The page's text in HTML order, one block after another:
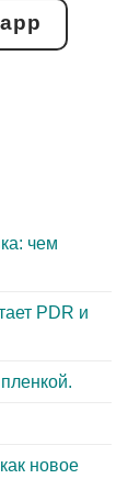
чем
PDR и
новое